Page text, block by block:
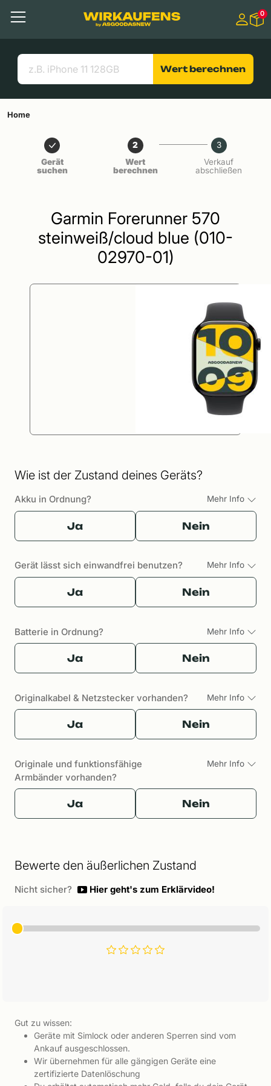
Menü
Suchen
Nützliche Links
0
Wert berechnen
Home
Gerät
suchen
2
Wert
berechnen
3
Verkauf
abschließen
Garmin Forerunner 570
steinweiß/cloud blue (010-
02970-01)
Wie ist der Zustand deines Geräts?
Akku in Ordnung? Mehr Info
Ja Nein
Gerät lässt sich einwandfrei benutzen? Mehr Info
Ja Nein
Batterie in Ordnung? Mehr Info
Ja Nein
Originalkabel & Netzstecker vorhanden? Mehr Info
Ja Nein
Originale und funktionsfähige
Armbänder vorhanden?
Mehr Info
Ja Nein
Bewerte den äußerlichen Zustand
Nicht sicher? Hier geht's zum Erklärvideo!
Gut zu wissen:
Geräte mit Simlock oder anderen Sperren sind vom
Ankauf ausgeschlossen.
Wir übernehmen für alle gängigen Geräte eine
zertifizierte Datenlöschung